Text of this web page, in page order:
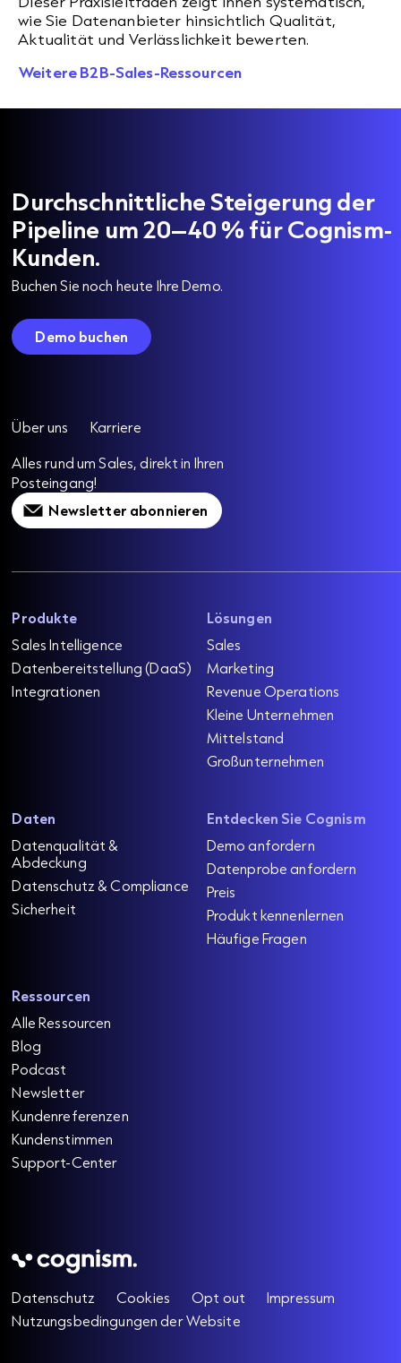
wie Sie Datenanbieter hinsichtlich Qualität,
Aktualität und Verlässlichkeit bewerten.
Weitere B2B-Sales-Ressourcen
Durchschnittliche Steigerung der
Pipeline um 20–40 % für Cognism-
Kunden.
Buchen Sie noch heute Ihre Demo.
Demo buchen
Über uns
Karriere
Alles rund um Sales, direkt in Ihren
Posteingang!
Newsletter abonnieren
Produkte
Sales Intelligence
Datenbereitstellung (DaaS)
Integrationen
Lösungen
Sales
Marketing
Revenue Operations
Kleine Unternehmen
Mittelstand
Großunternehmen
Daten
Datenqualität &
Abdeckung
Datenschutz & Compliance
Sicherheit
Entdecken Sie Cognism
Demo anfordern
Datenprobe anfordern
Preis
Produkt kennenlernen
Häufige Fragen
Ressourcen
Alle Ressourcen
Blog
Podcast
Newsletter
Kundenreferenzen
Kundenstimmen
Support-Center
Datenschutz Cookies Opt out
Impressum
Nutzungsbedingungen der Website